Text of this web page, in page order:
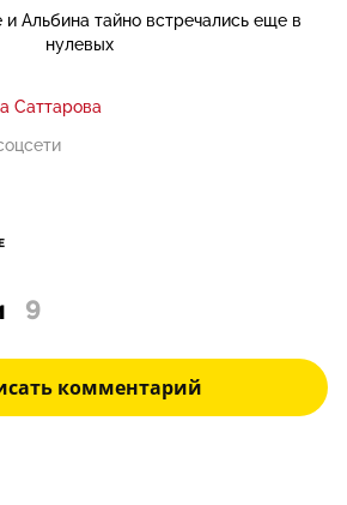
Альбина тайно встречались еще в
нулевых
Саттарова
9
комментарий